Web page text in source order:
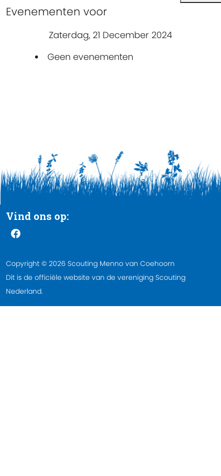
Evenementen voor
Zaterdag, 21 December 2024
Geen evenementen
Vind ons op:
Copyright © 2026 Scouting Menno van Coehoorn
Dit is de officiële website van de vereniging Scouting
Nederland.